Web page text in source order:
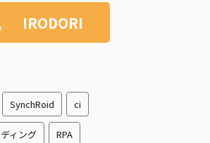
IRODORI
SynchRoid ci
ィング RPA